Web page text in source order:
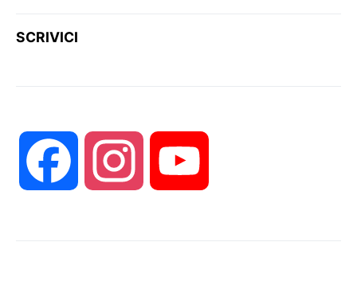
SCRIVICI
Facebook Instagram